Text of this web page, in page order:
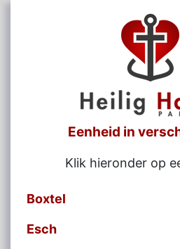
Eenheid in
Klik hieronder op
Boxtel
Esch